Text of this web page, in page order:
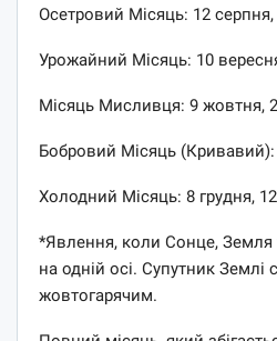
Осетровий Місяць: 12 серпня,
Урожайний Місяць: 10
Місяць Мисливця: 9 жовтня,
Бобровий Місяць
Холодний Місяць: 8 грудня,
*Явлення, коли Сонце, Земля
на одній осі. Супутник Землі
жовтогарячим.